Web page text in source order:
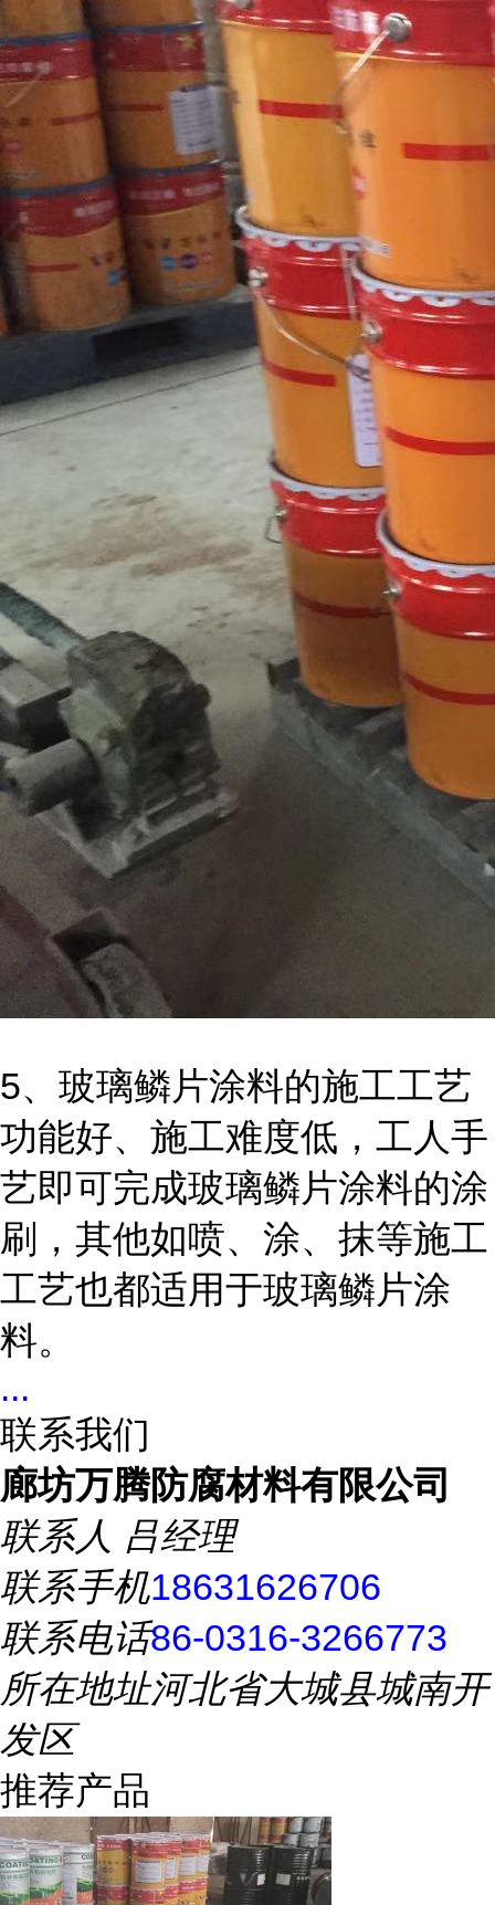
5、玻璃鳞片涂料的施工工艺
功能好、施工难度低，工人手
艺即可完成玻璃鳞片涂料的涂
刷，其他如喷、涂、抹等施工
工艺也都适用于玻璃鳞片涂
料。
...
联系我们
廊坊万腾防腐材料有限公司
联系人 吕经理
联系手机18631626706
联系电话86-0316-3266773
所在地址河北省大城县城南开
发区
推荐产品